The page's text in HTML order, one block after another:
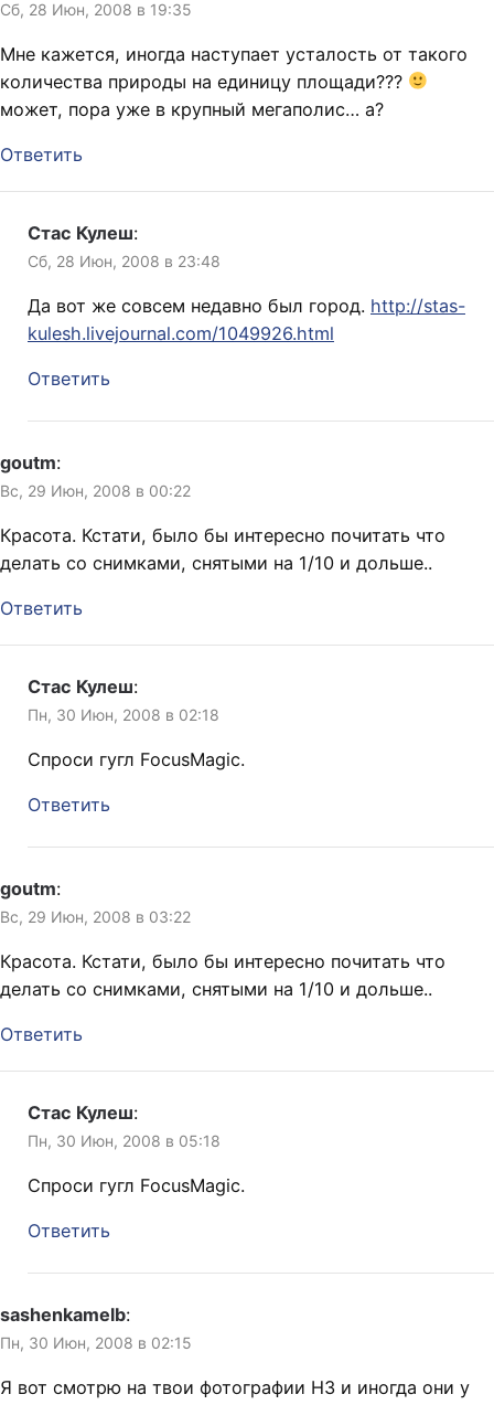
Сб, 28 Июн, 2008 в 19:35
Мне кажется, иногда наступает усталость от такого
количества природы на единицу площади???
может, пора уже в крупный мегаполис… а?
Ответить
Стас Кулеш:
Сб, 28 Июн, 2008 в 23:48
Да вот же совсем недавно был город. http://stas-
kulesh.livejournal.com/1049926.html
Ответить
goutm:
Вс, 29 Июн, 2008 в 00:22
Красота. Кстати, было бы интересно почитать что
делать со снимками, снятыми на 1/10 и дольше..
Ответить
Стас Кулеш:
Пн, 30 Июн, 2008 в 02:18
Спроси гугл FocusMagic.
Ответить
goutm:
Вс, 29 Июн, 2008 в 03:22
Красота. Кстати, было бы интересно почитать что
делать со снимками, снятыми на 1/10 и дольше..
Ответить
Стас Кулеш:
Пн, 30 Июн, 2008 в 05:18
Спроси гугл FocusMagic.
Ответить
sashenkamelb:
Пн, 30 Июн, 2008 в 02:15
Я вот смотрю на твои фотографии НЗ и иногда они у